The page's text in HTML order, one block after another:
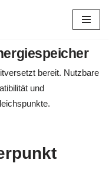
bereit. Nutzbare
und